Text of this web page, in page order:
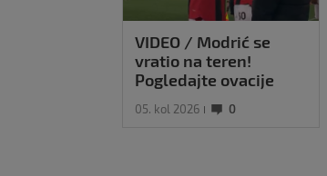
VIDEO / Modrić se
vratio na teren!
Pogledajte ovacije
zastave na tribinama
05. kol 2026 0